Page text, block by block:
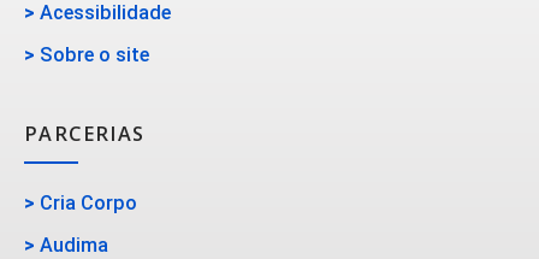
> Acessibilidade
> Sobre o site
PARCERIAS
> Cria Corpo
> Audima